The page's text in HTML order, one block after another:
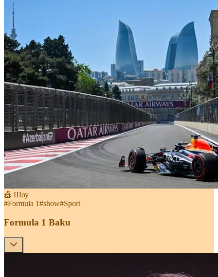
🎪 Шоу
#Formula 1#show#Sport
Formula 1 Baku